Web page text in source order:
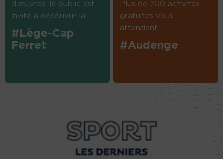
d’œuvres, le public est
invité à découvrir la...
#Lège-Cap
Ferret
Plus de 200 activités
gratuites vous
attendent....
#Audenge